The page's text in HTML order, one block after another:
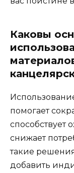
Каковы
помогает
снижает
такие
добавить